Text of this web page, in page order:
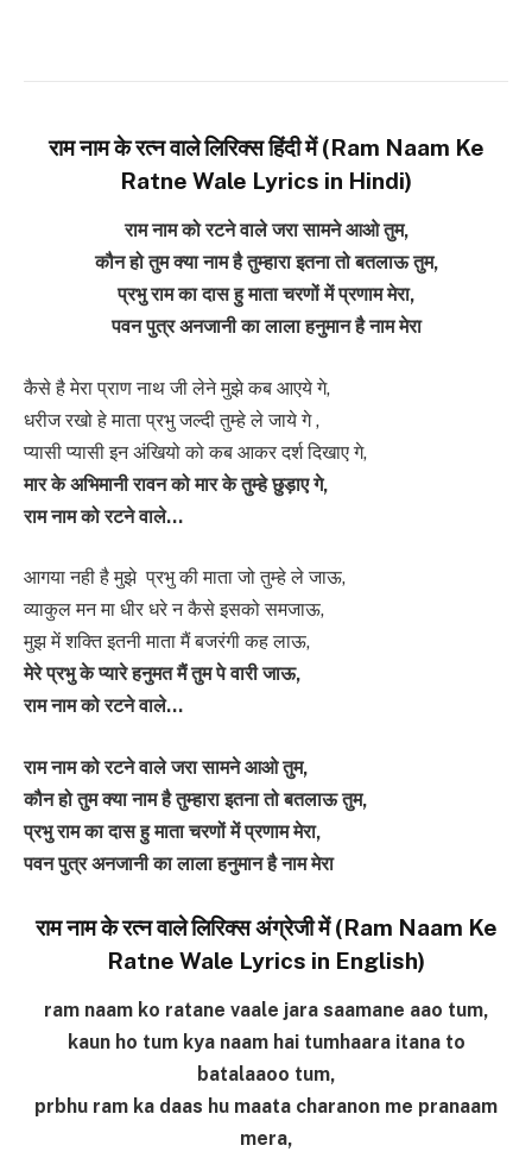
राम नाम के रत्न वाले लिरिक्स हिंदी में (Ram Naam Ke
Ratne Wale Lyrics in Hindi)
राम नाम को रटने वाले जरा सामने आओ तुम,
कौन हो तुम क्या नाम है तुम्हारा इतना तो बतलाऊ तुम,
प्रभु राम का दास हु माता चरणों में प्रणाम मेरा,
पवन पुत्र अनजानी का लाला हनुमान है नाम मेरा
कैसे है मेरा प्राण नाथ जी लेने मुझे कब आएये गे,
धरीज रखो हे माता प्रभु जल्दी तुम्हे ले जाये गे ,
प्यासी प्यासी इन अंखियो को कब आकर दर्श दिखाए गे,
मार के अभिमानी रावन को मार के तुम्हे छुड़ाए गे,
राम नाम को रटने वाले…
आगया नही है मुझे प्रभु की माता जो तुम्हे ले जाऊ,
व्याकुल मन मा धीर धरे न कैसे इसको समजाऊ,
मुझ में शक्ति इतनी माता मैं बजरंगी कह लाऊ,
मेरे प्रभु के प्यारे हनुमत मैं तुम पे वारी जाऊ,
राम नाम को रटने वाले…
राम नाम को रटने वाले जरा सामने आओ तुम,
कौन हो तुम क्या नाम है तुम्हारा इतना तो बतलाऊ तुम,
प्रभु राम का दास हु माता चरणों में प्रणाम मेरा,
पवन पुत्र अनजानी का लाला हनुमान है नाम मेरा
राम नाम के रत्न वाले लिरिक्स अंग्रेजी में (Ram Naam Ke
Ratne Wale Lyrics in English)
ram naam ko ratane vaale jara saamane aao tum,
kaun ho tum kya naam hai tumhaara itana to
batalaaoo tum,
prbhu ram ka daas hu maata charanon me pranaam
mera,